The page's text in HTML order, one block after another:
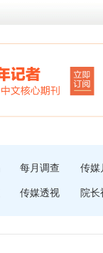
每月调查 传媒
传媒透视 院长